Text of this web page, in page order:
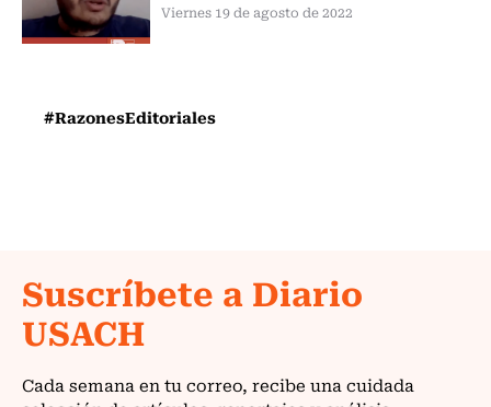
Viernes 19 de agosto de 2022
#RazonesEditoriales